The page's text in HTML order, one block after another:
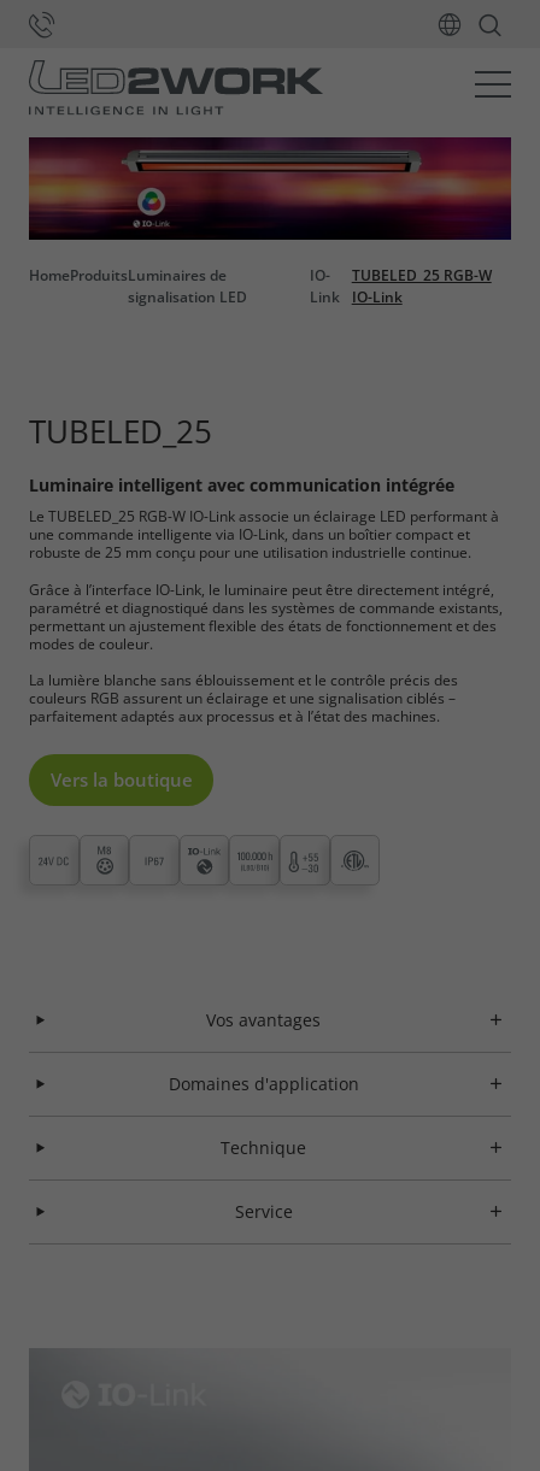
HomeProduitsLuminaires de
signalisation LED
IO-
Link
TUBELED_25 RGB-W
IO-Link
TUBELED_25
Luminaire intelligent avec communication intégrée
Le TUBELED_25 RGB-W IO-Link associe un éclairage LED performant à
une commande intelligente via IO-Link, dans un boîtier compact et
robuste de 25 mm conçu pour une utilisation industrielle continue.
Grâce à l’interface IO-Link, le luminaire peut être directement intégré,
paramétré et diagnostiqué dans les systèmes de commande existants,
permettant un ajustement flexible des états de fonctionnement et des
modes de couleur.
La lumière blanche sans éblouissement et le contrôle précis des
couleurs RGB assurent un éclairage et une signalisation ciblés –
parfaitement adaptés aux processus et à l’état des machines.
Vers la boutique
Vos avantages
Domaines d'application
Technique
Service